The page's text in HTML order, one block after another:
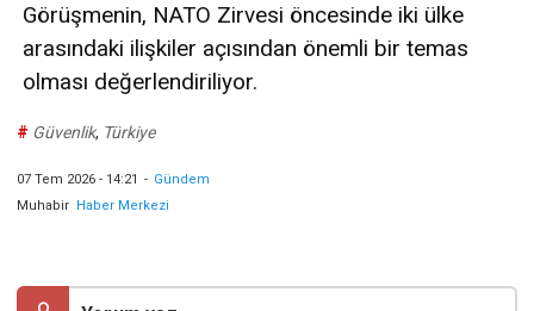
Görüşmenin, NATO Zirvesi öncesinde iki ülke
arasındaki ilişkiler açısından önemli bir temas
olması değerlendiriliyor.
# Güvenlik, Türkiye
07 Tem 2026 - 14:21 - Gündem
Muhabir
Haber Merkezi